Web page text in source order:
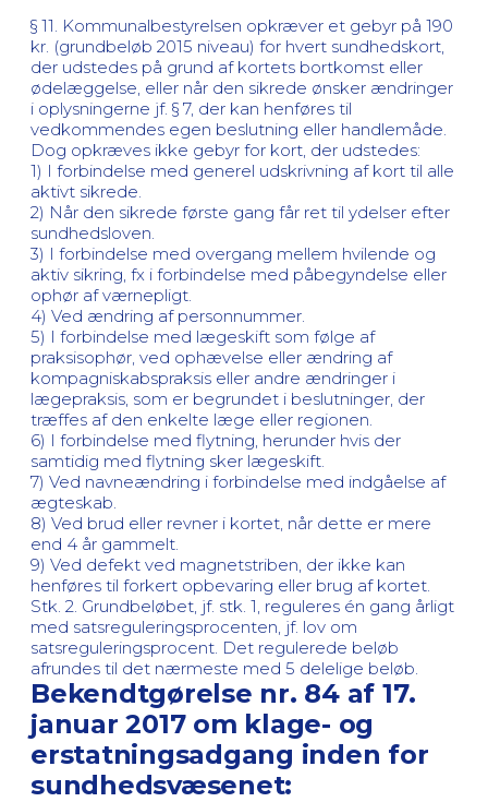
§ 11. Kommunalbestyrelsen opkræver et gebyr på 190
kr. (grundbeløb 2015 niveau) for hvert sundhedskort,
der udstedes på grund af kortets bortkomst eller
ødelæggelse, eller når den sikrede ønsker ændringer
i oplysningerne jf. § 7, der kan henføres til
vedkommendes egen beslutning eller handlemåde.
Dog opkræves ikke gebyr for kort, der udstedes:
1) I forbindelse med generel udskrivning af kort til alle
aktivt sikrede.
2) Når den sikrede første gang får ret til ydelser efter
sundhedsloven.
3) I forbindelse med overgang mellem hvilende og
aktiv sikring, fx i forbindelse med påbegyndelse eller
ophør af værnepligt.
4) Ved ændring af personnummer.
5) I forbindelse med lægeskift som følge af
praksisophør, ved ophævelse eller ændring af
kompagniskabspraksis eller andre ændringer i
lægepraksis, som er begrundet i beslutninger, der
træffes af den enkelte læge eller regionen.
6) I forbindelse med flytning, herunder hvis der
samtidig med flytning sker lægeskift.
7) Ved navneændring i forbindelse med indgåelse af
ægteskab.
8) Ved brud eller revner i kortet, når dette er mere
end 4 år gammelt.
9) Ved defekt ved magnetstriben, der ikke kan
henføres til forkert opbevaring eller brug af kortet.
Stk. 2. Grundbeløbet, jf. stk. 1, reguleres én gang årligt
med satsreguleringsprocenten, jf. lov om
satsreguleringsprocent. Det regulerede beløb
afrundes til det nærmeste med 5 delelige beløb.
Bekendtgørelse nr. 84 af 17.
januar 2017 om klage- og
erstatningsadgang inden for
sundhedsvæsenet: